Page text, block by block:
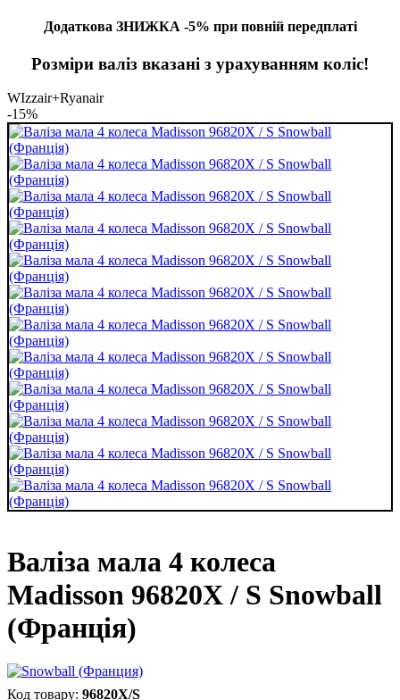
Додаткова ЗНИЖКА -5% при повній передплаті
Розміри валіз вказані з урахуванням коліс!
WIzzair+Ryanair
-15%
Валіза мала 4 колеса
Madisson 96820X / S Snowball
(Франція)
96820X/S